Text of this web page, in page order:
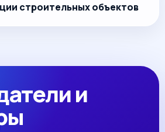
строительных объектов
и